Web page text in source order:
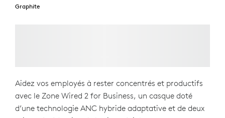
Graphite
Aidez vos employés à rester concentrés et productifs
avec le Zone Wired 2 for Business, un casque doté
d’une technologie ANC hybride adaptative et de deux